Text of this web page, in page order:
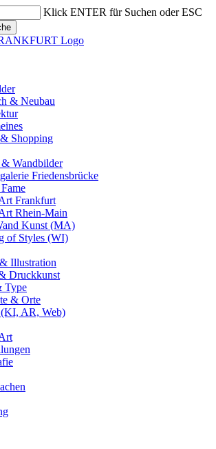
Klick ENTER für Suchen oder ESC
& Neubau
Shopping
Wandbilder
Friedensbrücke
Frankfurt
Rhein-Main
Kunst (MA)
of Styles (WI)
Illustration
Druckkunst
Type
& Orte
AR, Web)